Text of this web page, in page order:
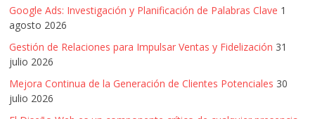
de
Actualidad
y
Google Ads: Investigación y Planificación de Palabras Clave 1
agosto 2026
Gestión de Relaciones para Impulsar Ventas y Fidelización 31
julio 2026
Mejora Continua de la Generación de Clientes Potenciales 30
julio 2026